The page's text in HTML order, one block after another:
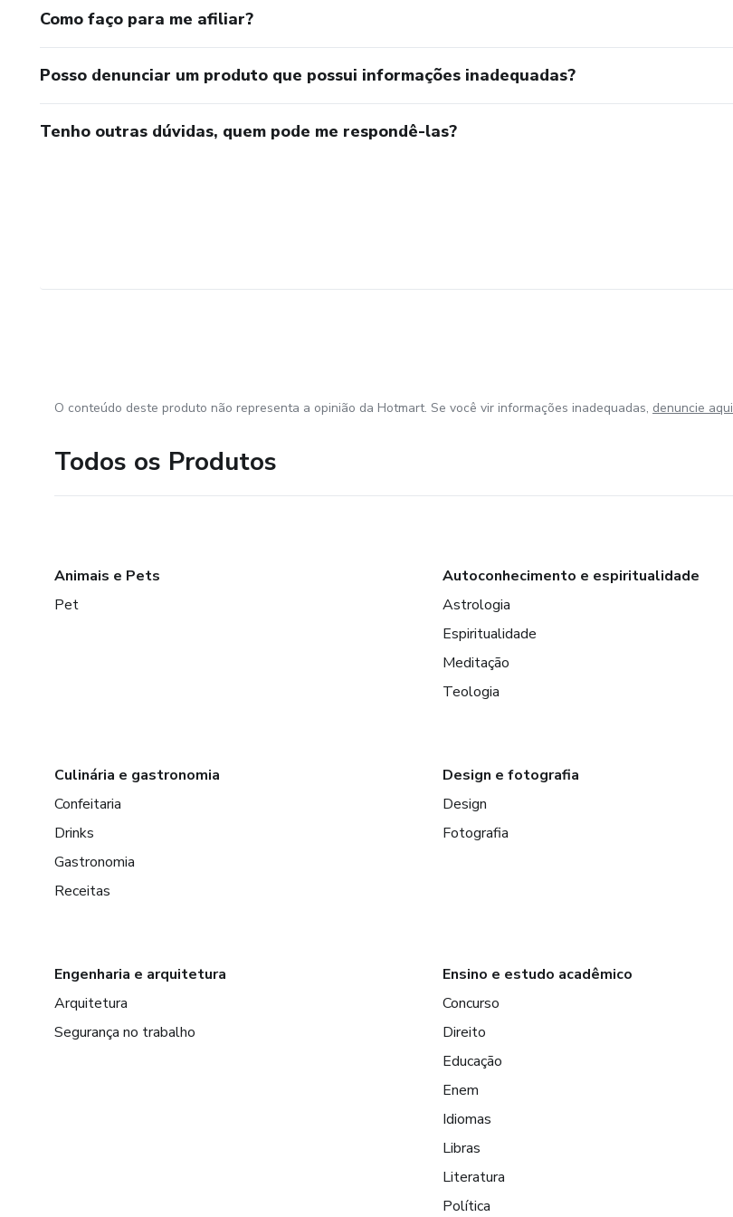
Como faço para me afiliar?
Posso denunciar um produto que possui informações inadequadas?
Tenho outras dúvidas, quem pode me respondê-las?
O conteúdo deste produto não representa a opinião da Hotmart. Se você vir informações inadequadas, denuncie aqui
Todos os Produtos
Animais e Pets
Pet
Autoconhecimento e espiritualidade
Astrologia
Espiritualidade
Meditação
Teologia
Culinária e gastronomia
Confeitaria
Drinks
Gastronomia
Receitas
Design e fotografia
Design
Fotografia
Engenharia e arquitetura
Arquitetura
Segurança no trabalho
Ensino e estudo acadêmico
Concurso
Direito
Educação
Enem
Idiomas
Libras
Literatura
Política